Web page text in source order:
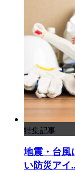
特集記事
地震・台風
い防災アイ